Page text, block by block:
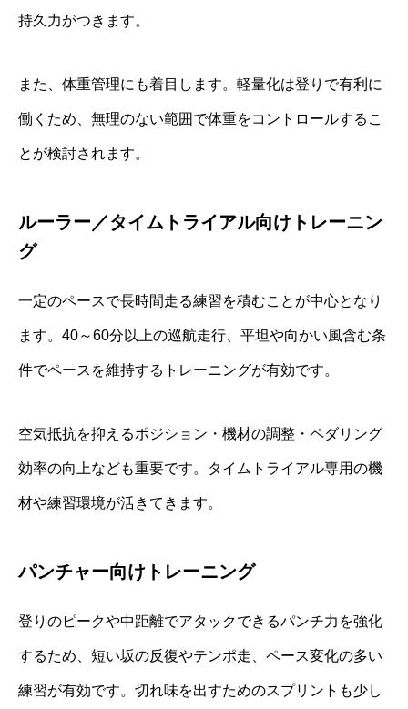
持久力がつきます。
また、体重管理にも着目します。軽量化は登りで有利に
働くため、無理のない範囲で体重をコントロールするこ
とが検討されます。
ルーラー／タイムトライアル向けトレーニン
グ
一定のペースで長時間走る練習を積むことが中心となり
ます。40～60分以上の巡航走行、平坦や向かい風含む条
件でペースを維持するトレーニングが有効です。
空気抵抗を抑えるポジション・機材の調整・ペダリング
効率の向上なども重要です。タイムトライアル専用の機
材や練習環境が活きてきます。
パンチャー向けトレーニング
登りのピークや中距離でアタックできるパンチ力を強化
するため、短い坂の反復やテンポ走、ペース変化の多い
練習が有効です。切れ味を出すためのスプリントも少し